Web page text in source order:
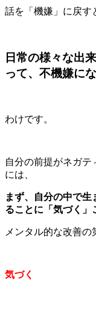
話を「機嫌」に戻す
日常の様々な出
って、不機嫌に
わけです。
自分の前提がネガテ
には、
まず、自分の中で
ることに「気づく」
メンタル的な改善の
気づく